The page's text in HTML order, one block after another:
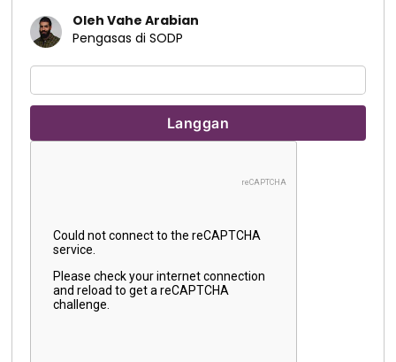
Oleh Vahe Arabian
Pengasas di SODP